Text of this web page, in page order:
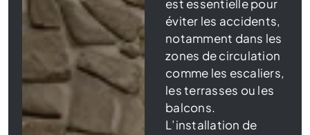
est essentielle pour
éviter les accidents,
notamment dans les
zones de circulation
comme les escaliers,
les terrasses ou les
balcons.
L’installation de